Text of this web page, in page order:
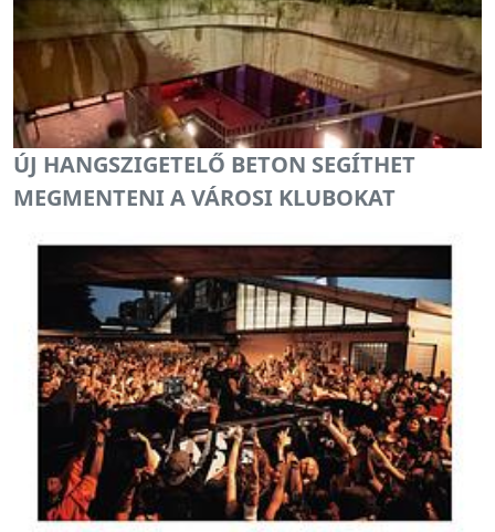
ÚJ HANGSZIGETELŐ BETON SEGÍTHET
MEGMENTENI A VÁROSI KLUBOKAT